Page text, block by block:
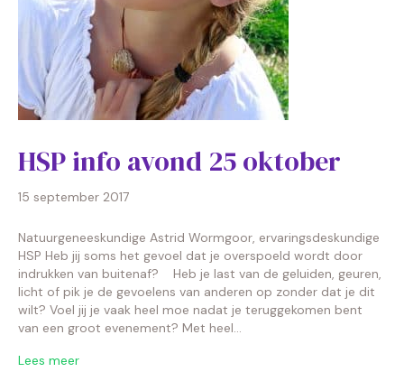
HSP info avond 25 oktober
15 september 2017
Natuurgeneeskundige Astrid Wormgoor, ervaringsdeskundige
HSP Heb jij soms het gevoel dat je overspoeld wordt door
indrukken van buitenaf? Heb je last van de geluiden, geuren,
licht of pik je de gevoelens van anderen op zonder dat je dit
wilt? Voel jij je vaak heel moe nadat je teruggekomen bent
van een groot evenement? Met heel…
Lees meer